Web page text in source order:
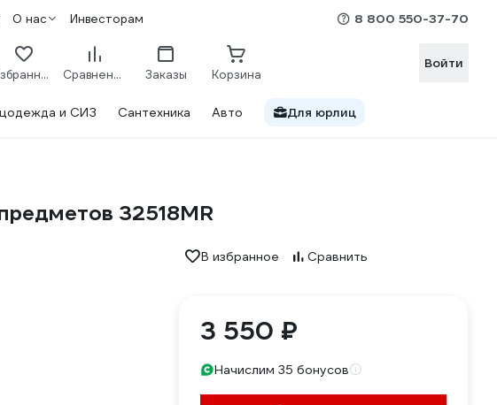
О нас Инвесторам 8 800 550-37-70
Избранное Сравнение Заказы Корзина
Войти
и СИЗ Сантехника Авто Для юрлиц
32518MR
В избранное Сравнить
3 550 ₽
Начислим 35 бонусов